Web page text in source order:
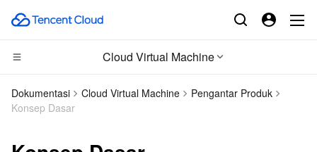
Cloud Virtual Machine
CDN dan platform edge
Tencent Cloud EdgeOne
Komputasi
Dokumentasi Cloud Virtual Machine
Pengantar Produk
Konsep Dasar